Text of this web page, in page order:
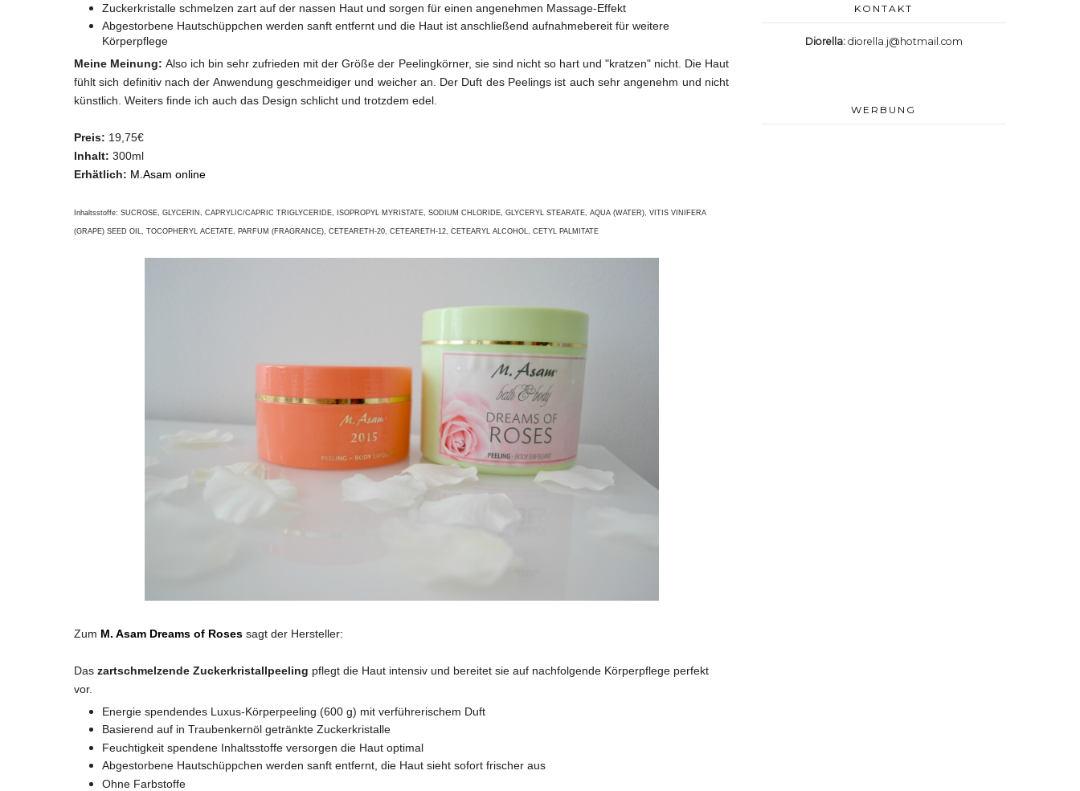
Zuckerkristalle schmelzen zart auf der nassen Haut und sorgen für einen angenehmen Massage-Effekt
Abgestorbene Hautschüppchen werden sanft entfernt und die Haut ist anschließend aufnahmebereit für weitere
Körperpflege
Meine Meinung:Also ich bin sehr zufrieden mit der Größe der Peelingkörner, sie sind nicht so hart und "kratzen" nicht. Die Haut
fühlt sich definitiv nach der Anwendung geschmeidiger und weicher an. Der Duft des Peelings ist auch sehr angenehm und nicht
künstlich. Weiters finde ich auch das Design schlicht und trotzdem edel.
Preis: 19,75€
Inhalt: 300ml
Erhätlich: M.Asam online
Inhaltsstoffe: SUCROSE, GLYCERIN, CAPRYLIC/CAPRIC TRIGLYCERIDE, ISOPROPYL MYRISTATE, SODIUM CHLORIDE, GLYCERYL STEARATE, AQUA (WATER), VITIS VINIFERA
(GRAPE) SEED OIL, TOCOPHERYL ACETATE, PARFUM (FRAGRANCE), CETEARETH-20, CETEARETH-12, CETEARYL ALCOHOL, CETYL PALMITATE
Zum M. Asam Dreams of Roses sagt der Hersteller:
Das zartschmelzende Zuckerkristallpeeling pflegt die Haut intensiv und bereitet sie auf nachfolgende Körperpflege perfekt
vor.
Energie spendendes Luxus-Körperpeeling (600 g) mit verführerischem Duft
Basierend auf in Traubenkernöl getränkte Zuckerkristalle
Feuchtigkeit spendene Inhaltsstoffe versorgen die Haut optimal
Abgestorbene Hautschüppchen werden sanft entfernt, die Haut sieht sofort frischer aus
Ohne Farbstoffe
KONTAKT
Diorella: diorella.j@hotmail.com
WERBUNG